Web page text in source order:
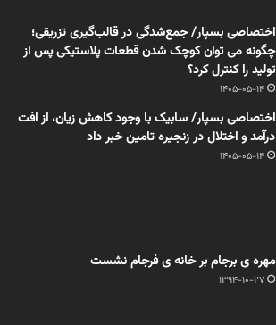
اختصاصی بسپار/ جمع‌شدگی در قالب‌گیری تزریقی؛
چگونه می توان کوچک شدن قطعات پلاستیکی پس از
تولید را کنترل کرد؟
1405-05-14
اختصاصی بسپار/ سابیک با وجود کاهش زیان، از افت
درآمد و اختلال در زنجیره تامین خبر داد
1405-05-14
مهره ی برجام بر خانه ی فرجام نشست
1394-10-27